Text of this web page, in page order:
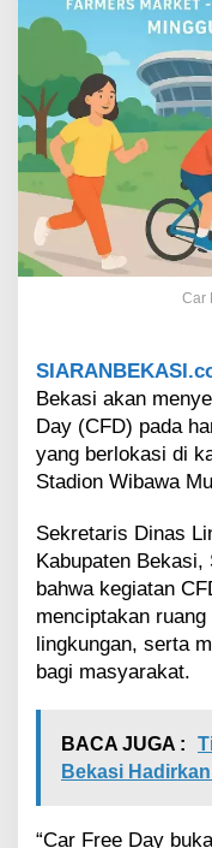
u
p
a
t
e
n
B
e
k
a
s
i
g
a
B
e
o
a
h
r
a
S
a
t
n
Car
Bekasi akan
Day (CFD) pada
yang berlokasi di
Stadion Wibawa
Sekretaris Dinas
Kabupaten
bahwa kegiatan
menciptakan
lingkungan, serta
bagi masyarakat.
BACA JUGA :
Bekasi
“Car Free Day